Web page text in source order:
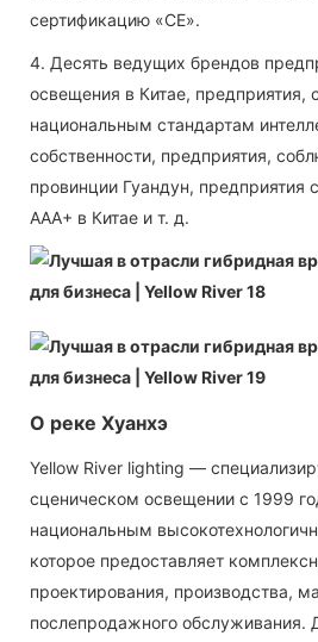
сертификацию «CE».
4. Десять ведущих брендов
освещения в Китае, предприятия,
национальным стандартам
собственности, предприятия,
провинции Гуандун, предприятия
AAA+ в Китае и т. д.
О реке Хуанхэ
Yellow River lighting —
сценическом освещении с 1999
национальным
которое предоставляет
проектирования, производства,
послепродажного обслуживания.